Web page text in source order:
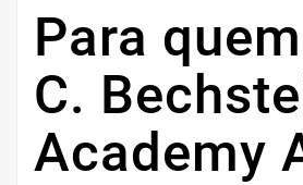
Para
C.
Academy